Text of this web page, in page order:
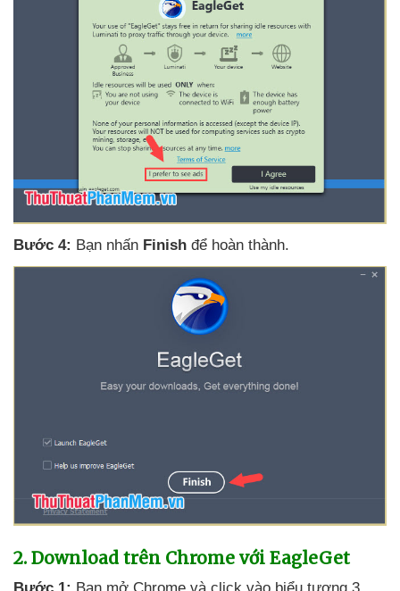
Bước 4: Bạn nhấn Finish để hoàn thành.
2. Download trên Chrome với EagleGet